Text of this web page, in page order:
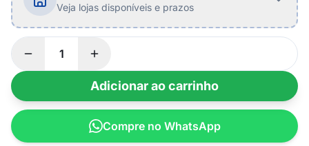
Veja lojas disponíveis e prazos
Adicionar ao carrinho
Compre no WhatsApp